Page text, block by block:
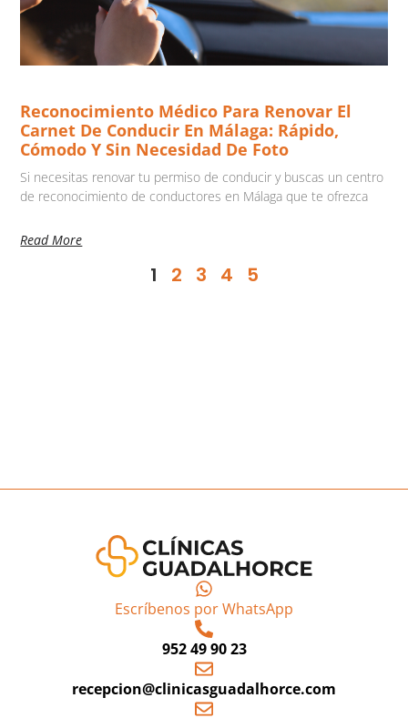
Reconocimiento Médico Para Renovar El
Carnet De Conducir En Málaga: Rápido,
Cómodo Y Sin Necesidad De Foto
Si necesitas renovar tu permiso de conducir y buscas un centro
de reconocimiento de conductores en Málaga que te ofrezca
Read More
1 2 3 4 5
Escríbenos por WhatsApp
952 49 90 23
recepcion@clinicasguadalhorce.com